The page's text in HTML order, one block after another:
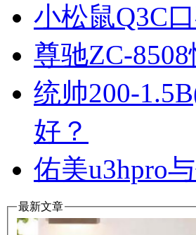
小松鼠Q3C
尊驰ZC-
统帅200-
好？
佑美u3hpro
最新文章